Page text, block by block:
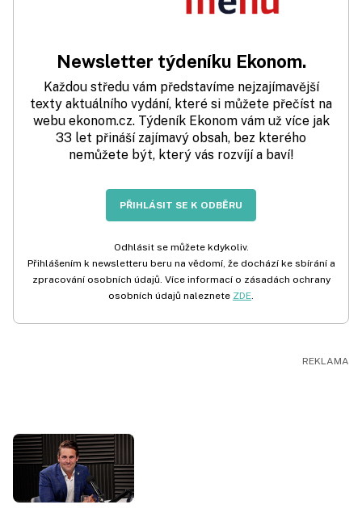
Newsletter týdeníku Ekonom.
Každou středu vám představíme nejzajímavější
texty aktuálního vydání, které si můžete přečíst na
webu ekonom.cz. Týdeník Ekonom vám už více jak
33 let přináší zajímavý obsah, bez kterého
nemůžete být, který vás rozvíjí a baví!
PŘIHLÁSIT SE K ODBĚRU
Odhlásit se můžete kdykoliv.
Přihlášením k newsletteru beru na vědomí, že dochází ke sbírání a
zpracování osobních údajů. Více informací o zásadách ochrany
osobních údajů naleznete ZDE.